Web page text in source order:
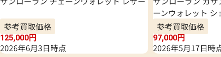
参考買取価格
125,000円
2026年6月3日時点
ーンウォレット
参考買取価格
97,000円
2026年5月17日時